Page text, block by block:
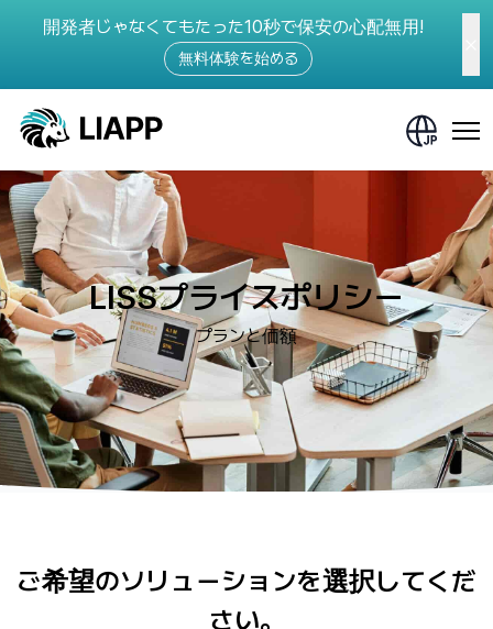
開発者じゃなくてもたった10秒で保安の心配無用!
無料体験を始める
LISSプライスポリシー
プランと価額
ご希望のソリューションを選択してくだ
さい。